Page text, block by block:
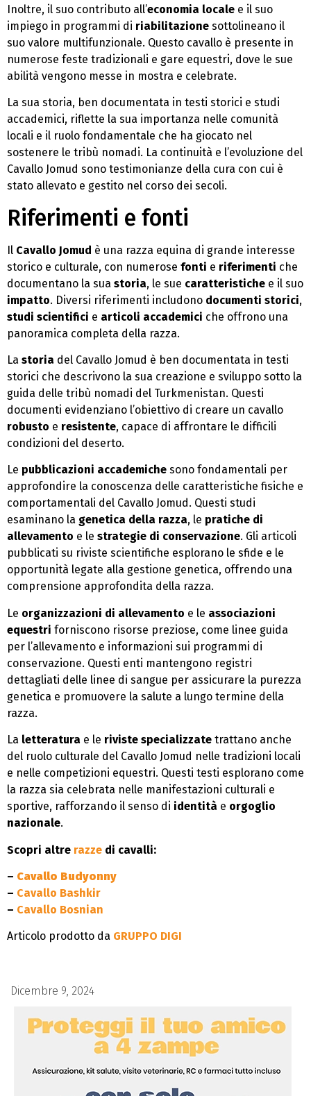
Inoltre, il suo contributo all’economia locale e il suo
impiego in programmi di riabilitazione sottolineano il
suo valore multifunzionale. Questo cavallo è presente in
numerose feste tradizionali e gare equestri, dove le sue
abilità vengono messe in mostra e celebrate.
La sua storia, ben documentata in testi storici e studi
accademici, riflette la sua importanza nelle comunità
locali e il ruolo fondamentale che ha giocato nel
sostenere le tribù nomadi. La continuità e l’evoluzione del
Cavallo Jomud sono testimonianze della cura con cui è
stato allevato e gestito nel corso dei secoli.
Riferimenti e fonti
Il Cavallo Jomud è una razza equina di grande interesse
storico e culturale, con numerose fonti e riferimenti che
documentano la sua storia, le sue caratteristiche e il suo
impatto. Diversi riferimenti includono documenti storici,
studi scientifici e articoli accademici che offrono una
panoramica completa della razza.
La storia del Cavallo Jomud è ben documentata in testi
storici che descrivono la sua creazione e sviluppo sotto la
guida delle tribù nomadi del Turkmenistan. Questi
documenti evidenziano l’obiettivo di creare un cavallo
robusto e resistente, capace di affrontare le difficili
condizioni del deserto.
Le pubblicazioni accademiche sono fondamentali per
approfondire la conoscenza delle caratteristiche fisiche e
comportamentali del Cavallo Jomud. Questi studi
esaminano la genetica della razza, le pratiche di
allevamento e le strategie di conservazione. Gli articoli
pubblicati su riviste scientifiche esplorano le sfide e le
opportunità legate alla gestione genetica, offrendo una
comprensione approfondita della razza.
Le organizzazioni di allevamento e le associazioni
equestri forniscono risorse preziose, come linee guida
per l’allevamento e informazioni sui programmi di
conservazione. Questi enti mantengono registri
dettagliati delle linee di sangue per assicurare la purezza
genetica e promuovere la salute a lungo termine della
razza.
La letteratura e le riviste specializzate trattano anche
del ruolo culturale del Cavallo Jomud nelle tradizioni locali
e nelle competizioni equestri. Questi testi esplorano come
la razza sia celebrata nelle manifestazioni culturali e
sportive, rafforzando il senso di identità e orgoglio
nazionale.
Scopri altre razze di cavalli:
– Cavallo Budyonny
– Cavallo Bashkir
– Cavallo Bosnian
Articolo prodotto da GRUPPO DIGI
Dicembre 9, 2024